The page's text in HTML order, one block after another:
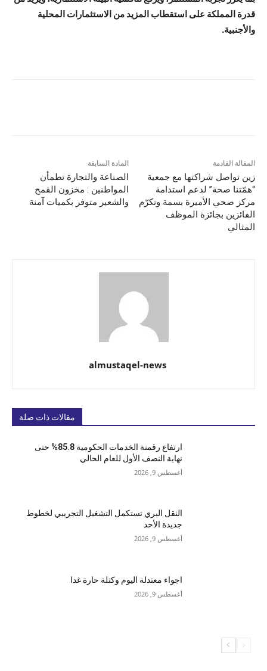
قدرة المملكة على استقطاب المزيد من الاستثمارات المحلية
والأجنبية.
المادة السابقة
الصناعة والتجارة تطمأن
المواطنين : مخزون القمح
والشعير متوفر بكميات آمنة
المقالة القادمة
زين تواصل شراكتها مع جمعية
“همّتنا صحة” لدعم استدامة
مركز صحي الأميرة بسمة وتكرّم
الفائزين بجائزة الموظف
المثالي
almustaqel-news
مقالات ذات صلة
ارتفاع رقمنة الخدمات الحكومية 85.8% حتى
نهاية النصف الأول للعام الحالي
أغسطس 9, 2026
النقل البري تستكمل التشغيل التجريبي لخطوط
جديدة الأحد
أغسطس 9, 2026
اجواء معتدلة اليوم وكتلة حارة غدا
أغسطس 9, 2026